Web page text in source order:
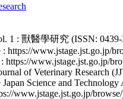
1 : 獸醫學研究 (ISSN:
: https://www.jstage.jst.go.jp/
https://www.jstage.jst.go.jp/
of Veterinary Research
Science and
www.jstage.jst.go.jp/